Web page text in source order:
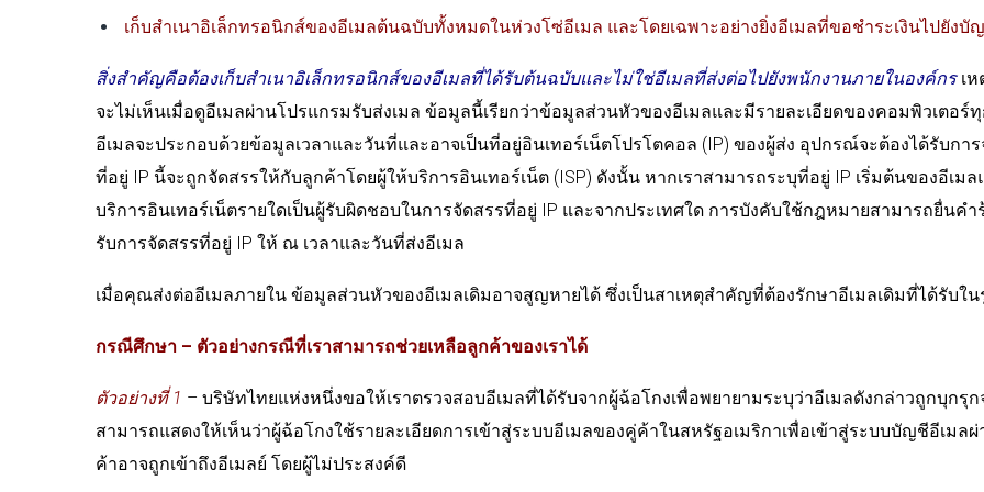
เก็บสำเนาอิเล็กทรอนิกส์ของอีเมลต้นฉบับทั้งหมดในห่วงโซ่อีเมล และโดยเฉพาะอย่างยิ่งอีเมลที่ขอชำระเงินไปยั
สิ่งสำคัญคือต้องเก็บสำเนาอิเล็กทรอนิกส์ของอีเมลที่ได้รับต้นฉบับและไม่ใช่อีเมลที่ส่งต่อไปยังพนักงานภายในองค์กร เ
จะไม่เห็นเมื่อดูอีเมลผ่านโปรแกรมรับส่งเมล ข้อมูลนี้เรียกว่าข้อมูลส่วนหัวของอีเมลและมีรายละเอียดของคอมพิวเตอร์
อีเมลจะประกอบด้วยข้อมูลเวลาและวันที่และอาจเป็นที่อยู่อินเทอร์เน็ตโปรโตคอล (IP) ของผู้ส่ง อุปกรณ์จะต้องได้รับกา
ที่อยู่ IP นี้จะถูกจัดสรรให้กับลูกค้าโดยผู้ให้บริการอินเทอร์เน็ต (ISP) ดังนั้น หากเราสามารถระบุที่อยู่ IP เริ่มต้นของอีเม
บริการอินเทอร์เน็ตรายใดเป็นผู้รับผิดชอบในการจัดสรรที่อยู่ IP และจากประเทศใด การบังคับใช้กฎหมายสามารถยื่นค
รับการจัดสรรที่อยู่ IP ให้ ณ เวลาและวันที่ส่งอีเมล
เมื่อคุณส่งต่ออีเมลภายใน ข้อมูลส่วนหัวของอีเมลเดิมอาจสูญหายได้ ซึ่งเป็นสาเหตุสำคัญที่ต้องรักษาอีเมลเดิมที่ได้รับใ
กรณีศึกษา – ตัวอย่างกรณีที่เราสามารถช่วยเหลือลูกค้าของเราได้
ตัวอย่างที่ 1 – บริษัทไทยแห่งหนึ่งขอให้เราตรวจสอบอีเมลที่ได้รับจากผู้ฉ้อโกงเพื่อพยายามระบุว่าอีเมลดังกล่าวถูกบุกรุ
สามารถแสดงให้เห็นว่าผู้ฉ้อโกงใช้รายละเอียดการเข้าสู่ระบบอีเมลของคู่ค้าในสหรัฐอเมริกาเพื่อเข้าสู่ระบบบัญชีอีเมล
ค้าอาจถูกเข้าถึงอีเมลย์ โดยผู้ไม่ประสงค์ดี